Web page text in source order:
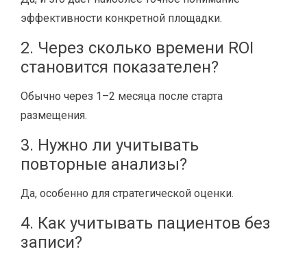
эффективности конкретной площадки.
2. Через сколько времени ROI
становится показателен?
Обычно через 1–2 месяца после старта
размещения.
3. Нужно ли учитывать
повторные анализы?
Да, особенно для стратегической оценки.
4. Как учитывать пациентов без
записи?